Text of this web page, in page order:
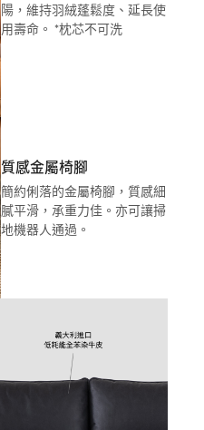
陽，維持羽絨蓬鬆度、延長使
用壽命。 *枕芯不可洗
質感金屬椅腳
簡約俐落的金屬椅腳，質感細
膩平滑，承重力佳。亦可讓掃
地機器人通過。